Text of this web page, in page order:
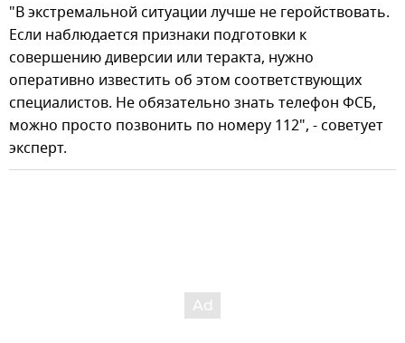
"В экстремальной ситуации лучше не геройствовать.
Если наблюдается признаки подготовки к
совершению диверсии или теракта, нужно
оперативно известить об этом соответствующих
специалистов. Не обязательно знать телефон ФСБ,
можно просто позвонить по номеру 112", - советует
эксперт.